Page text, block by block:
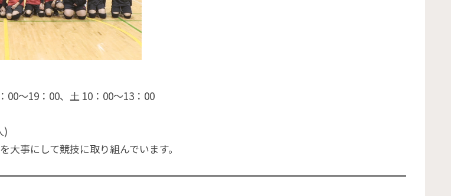
00〜19：00、土 10：00〜13：00
)
大事にして競技に取り組んでいます。